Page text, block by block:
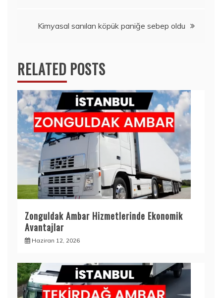
Kimyasal sanılan köpük paniğe sebep oldu
RELATED POSTS
Zonguldak Ambar Hizmetlerinde Ekonomik
Avantajlar
Haziran 12, 2026